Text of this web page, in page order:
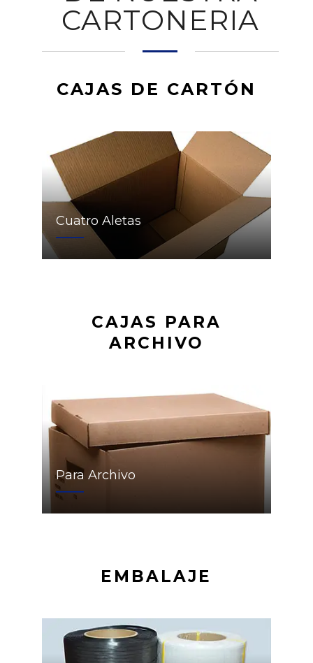
CARTONERIA
CAJAS DE CARTÓN
Cuatro Aletas
CAJAS PARA
ARCHIVO
Para Archivo
EMBALAJE